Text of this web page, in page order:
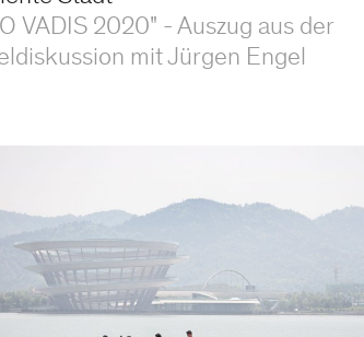
VADIS 2020" - Auszug aus der
mit Jürgen Engel